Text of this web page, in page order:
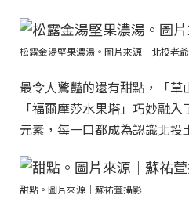
松露金湯堅果濃湯。圖片來源｜北投老爺
最令人驚豔的還有甜點，「草
「福爾摩莎水果塔」巧妙融
元素，每一口都成為認識北投
甜點。圖片來源｜蘇祐萱攝影